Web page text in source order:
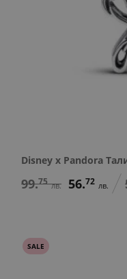
Disney x Pandora
99.75 лв. 56.72 лв.
SALE